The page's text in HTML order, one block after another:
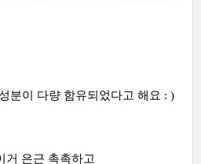
분이 다량 함유되었다고 해요 : )
거 은근 촉촉하고